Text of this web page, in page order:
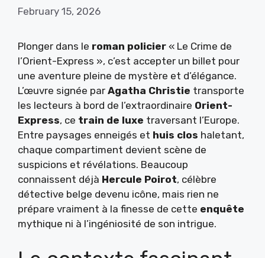
February 15, 2026
Plonger dans le roman policier « Le Crime de
l’Orient-Express », c’est accepter un billet pour
une aventure pleine de mystère et d’élégance.
L’œuvre signée par Agatha Christie transporte
les lecteurs à bord de l’extraordinaire Orient-
Express, ce train de luxe traversant l’Europe.
Entre paysages enneigés et huis clos haletant,
chaque compartiment devient scène de
suspicions et révélations. Beaucoup
connaissent déjà Hercule Poirot, célèbre
détective belge devenu icône, mais rien ne
prépare vraiment à la finesse de cette enquête
mythique ni à l’ingéniosité de son intrigue.